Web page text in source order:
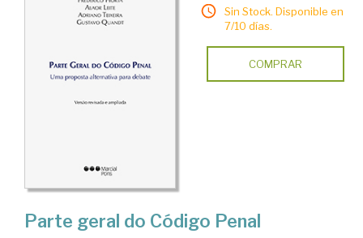
Sin Stock. Disponible en
7/10 días.
COMPRAR
Parte geral do Código Penal